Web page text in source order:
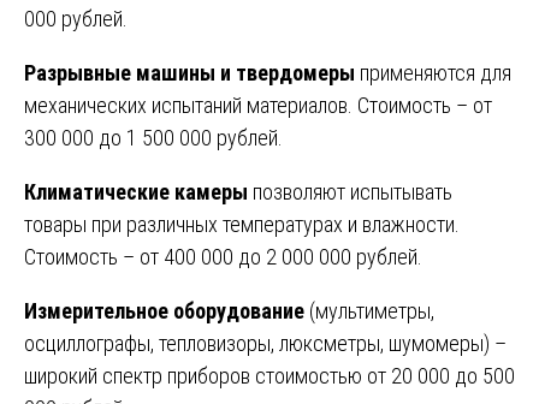
000 рублей.
Разрывные машины и твердомеры применяются для
механических испытаний материалов. Стоимость – от
300 000 до 1 500 000 рублей.
Климатические камеры позволяют испытывать
товары при различных температурах и влажности.
Стоимость – от 400 000 до 2 000 000 рублей.
Измерительное оборудование (мультиметры,
осциллографы, тепловизоры, люксметры, шумомеры) –
широкий спектр приборов стоимостью от 20 000 до 500